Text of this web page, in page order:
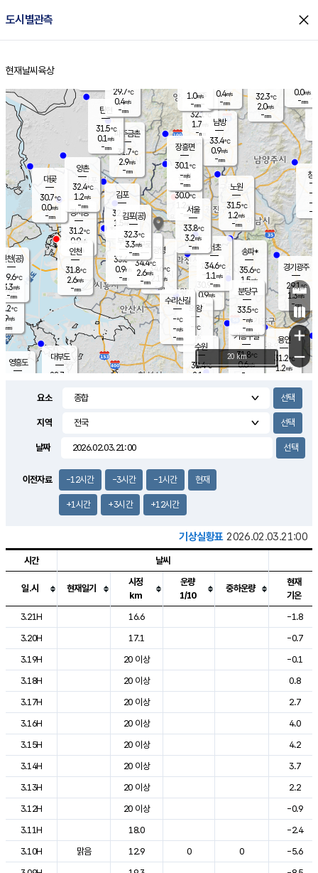
도시별관측 close
홈
현재날씨 육상
의도
℃
m/s
mm
영흥도
양주
32.1℃
1.7
-mm
과천
30.9℃
0.9m/s
- mm
용인
31.2℃
1.2m/s
경기광주
29.1℃
1.3m/s
-mm
1.5m/s
대부도
28.7
경서동
31.2℃
0.9m/s
-mm
파주금촌
31.7℃
2.9m/s
-mm
32.3℃
2.0m/s
-mm
대곶
30.7℃
0.0m/s
-mm
창
-
-m/
-
탄현
31.5℃
0.1 m/s
-mm
0.0m/s
-mm
의왕
- ℃
m/s
mm
김포
32.1℃
1.5 m/s
mm
광명
34.6 ℃
2.1 m/s
-mm
부천
33.6℃
0.9m/s
-mm
양촌
32.4℃
1.2m/s
-mm
구로
34.4℃
2.6m/s
-mm
은평
30.0℃
1.2 m/s
- mm
노원
31.5℃
1.2m/s
-mm
송파*
35.6℃
1.5m/s
-mm
서초
34.6℃
1.1 m/s
-mm
남방
33.4℃
0.9m/s
-mm
기흥구갈
31.8℃
0.6m/s
-
수리산길
-℃
-m/s
-mm
분당구
33.5℃
-m/s
-mm
장흥면
30.1℃
-m/s
-mm
1.0m/s
-mm
인천(공)
29.6℃
3.3m/s
-mm
김포(공)
32.3℃
3.3m/s
-mm
수원
32.4℃
2.1 m/s
인천
31.8℃
2.6m/s
-mm
서울
33.8℃
3.2m/s
-mm
29.7℃
0.4m/s
-mm
0.4m/s
-mm
+
−
20 km
요소
지역
날짜
이전자료 -12시간 -3시간 -1시간 현재
+1시간 +3시간 +12시간
기상실황표 2026.02.03.21:00
도시별 기상실황표로 지점, 날씨, 기온, 강수, 바람, 기압등을 안내한 표입
시간 날씨
일.시 현재일기
시정
km
운량
1/10
중하운량
현재
기온
3.21H
16.6
-1.8
3.20H
17.1
-0.7
3.19H
20 이상
-0.1
3.18H
20 이상
0.8
3.17H
20 이상
2.7
3.16H
20 이상
4.0
3.15H
20 이상
4.2
3.14H
20 이상
3.7
3.13H
20 이상
2.2
3.12H
20 이상
-0.9
3.11H
18.0
-2.4
3.10H
맑음 12.9 0 0
-5.6